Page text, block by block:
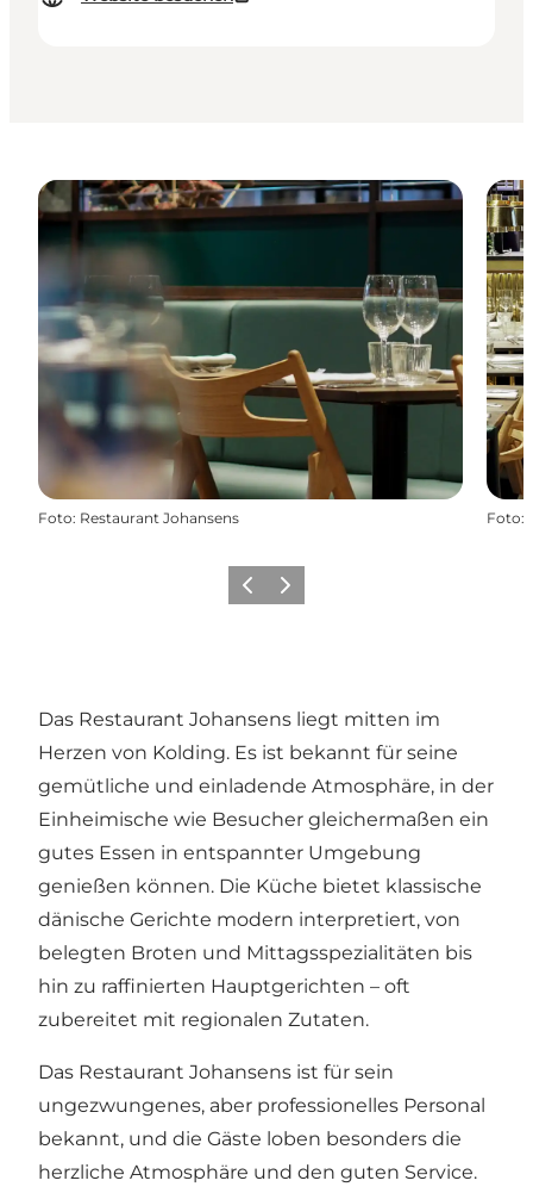
Foto: Restaurant Johansens Foto:
ZurückWeiter
Das Restaurant Johansens liegt mitten im
Herzen von Kolding. Es ist bekannt für seine
gemütliche und einladende Atmosphäre, in der
Einheimische wie Besucher gleichermaßen ein
gutes Essen in entspannter Umgebung
genießen können. Die Küche bietet klassische
dänische Gerichte modern interpretiert, von
belegten Broten und Mittagsspezialitäten bis
hin zu raffinierten Hauptgerichten – oft
zubereitet mit regionalen Zutaten.
Das Restaurant Johansens ist für sein
ungezwungenes, aber professionelles Personal
bekannt, und die Gäste loben besonders die
herzliche Atmosphäre und den guten Service.